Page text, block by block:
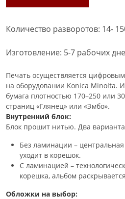
Количество разворотов: 14-
Изготовление: 5-7 рабочих
Печать осуществляется
на оборудовании Konica Minolta.
бумага плотностью 170–250 или
страниц «Глянец» или «Эмбо».
Внутренний блок:
Блок прошит нитью. Два
Без ламинации –
уходит в корешок.
С ламинацией –
корешка, альбом
Обложки на выбор: